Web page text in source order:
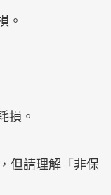
。
損。
但請理解「非保